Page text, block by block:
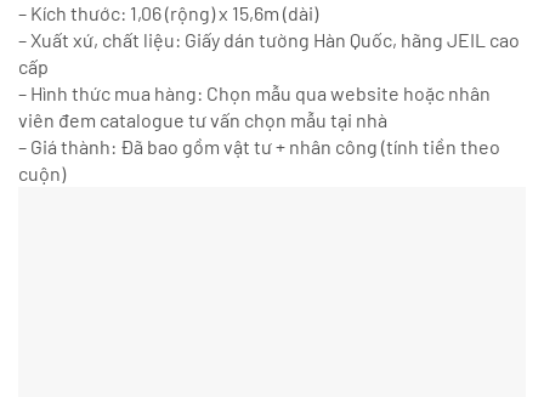
– Kích thước: 1,06 (rộng) x 15,6m (dài)
– Xuất xứ, chất liệu: Giấy dán tường Hàn Quốc, hãng JEIL cao
cấp
– Hình thức mua hàng: Chọn mẫu qua website hoặc nhân
viên đem catalogue tư vấn chọn mẫu tại nhà
– Giá thành: Đã bao gồm vật tư + nhân công (tính tiền theo
cuộn)